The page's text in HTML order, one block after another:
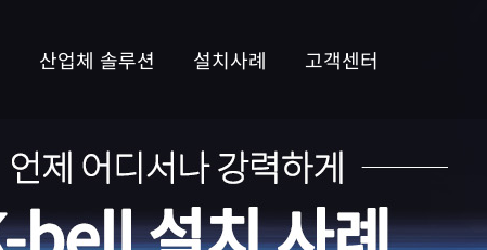
산업체 솔루션 설치사례 고객센터